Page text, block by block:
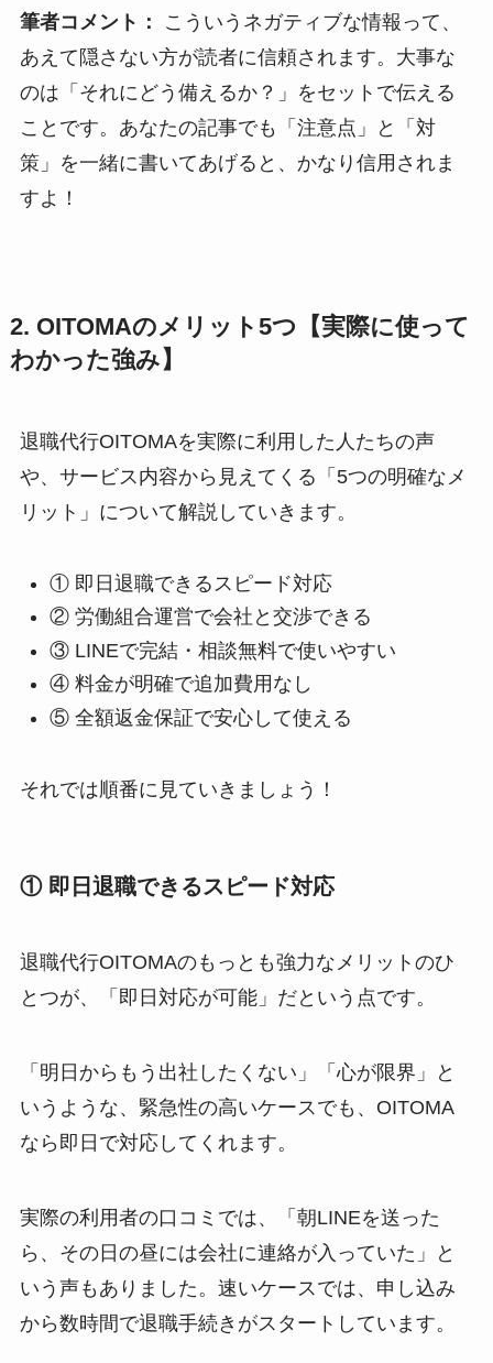
筆者コメント：
こういうネガティブな情報って、
あえて隠さない方が読者に信頼されます。大事な
のは「それにどう備えるか？」をセットで伝える
ことです。あなたの記事でも「注意点」と「対
策」を一緒に書いてあげると、かなり信用されま
すよ！
2. OITOMAのメリット5つ【実際に使って
わかった強み】
退職代行OITOMAを実際に利用した人たちの声
や、サービス内容から見えてくる「5つの明確なメ
リット」について解説していきます。
① 即日退職できるスピード対応
② 労働組合運営で会社と交渉できる
③ LINEで完結・相談無料で使いやすい
④ 料金が明確で追加費用なし
⑤ 全額返金保証で安心して使える
それでは順番に見ていきましょう！
① 即日退職できるスピード対応
退職代行OITOMAのもっとも強力なメリットのひ
とつが、「即日対応が可能」だという点です。
「明日からもう出社したくない」「心が限界」と
いうような、緊急性の高いケースでも、OITOMA
なら即日で対応してくれます。
実際の利用者の口コミでは、「朝LINEを送った
ら、その日の昼には会社に連絡が入っていた」と
いう声もありました。速いケースでは、申し込み
から数時間で退職手続きがスタートしています。